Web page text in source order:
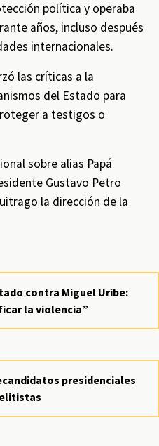
política y operaba
años, incluso después
internacionales.
las críticas a la
del Estado para
a testigos o
sobre alias Papá
Gustavo Petro
la dirección de la
contra Miguel Uribe:
la violencia”
presidenciales